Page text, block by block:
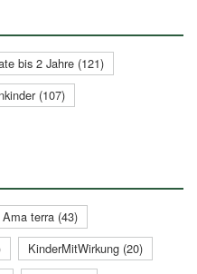
bis 2 Jahre (121)
(107)
terra (43)
KinderMitWirkung (20)